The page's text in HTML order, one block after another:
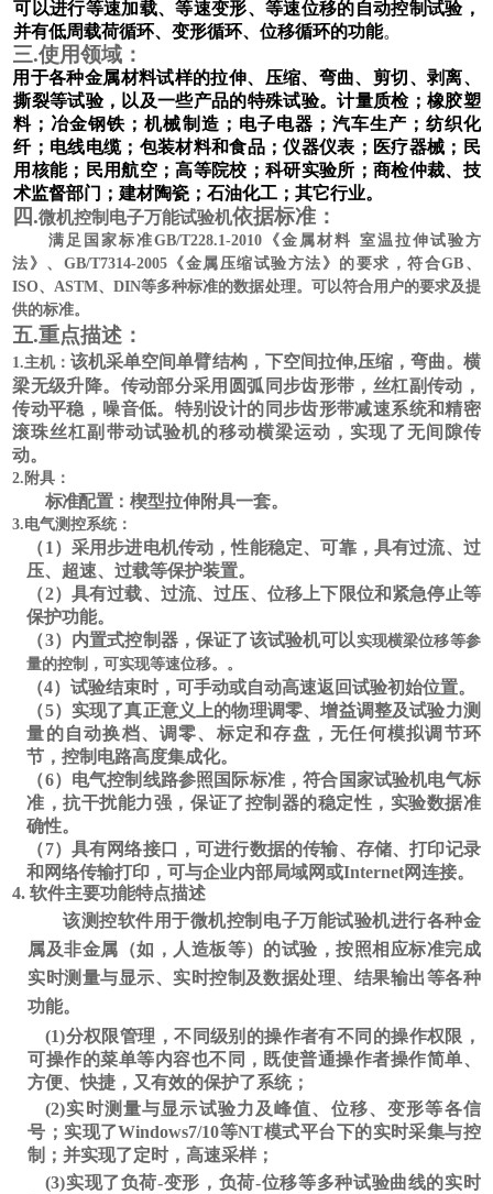
可以进行等速加载、等速变形、等速位移的自动控制试验，
并有低周载荷循环、变形循环、位移循环的功能。
三.使用领域：
用于各种金属材料试样的拉伸、压缩、弯曲、剪切、剥离、
撕裂等试验，以及一些产品的特殊试验。计量质检；橡胶塑
料；冶金钢铁；机械制造；电子电器；汽车生产；纺织化
纤；电线电缆；包装材料和食品；仪器仪表；医疗器械；民
用核能；民用航空；高等院校；科研实验所；商检仲裁、技
术监督部门；建材陶瓷；石油化工；其它行业。
四.微机控制电子万能试验机依据标准：
满足国家标准GB/T228.1-2010 《金属材料 室温拉伸试验方
法》、 GB/T7314-2005《金属压缩试验方法》的要求，符合GB 、
ISO、ASTM、DIN等多种标准的数据处理。可以符合用户的要求及提
供的标准。
五.重点描述：
1.主机：该机采单空间单臂结构， 下空间拉伸,压缩，弯曲。横
梁无级升降。传动部分采用圆弧同步齿形带，丝杠副传动，
传动平稳，噪音低。特别设计的同步齿形带减速系统和精密
滚珠丝杠副带动试验机的移动横梁运动，实现了无间隙传
动。
2. 附具：
标准配置：楔型拉伸附具一套。
3.电气测控系统：
（1）采用步进电机传动 ，性能稳定、可靠，具有过流、过
压、超速、过载等保护装置。
（2）具有过载、过流、过压、位移上下限位和紧急停止等
保护功能。
（3）内置式控制器，保证了该试验机可以实现横梁位移等参
量的控制，可实现等速位移。。
（4）试验结束时，可手动或自动高速返回试验初始位置。
（5）实现了真正意义上的物理调零、增益调整及试验力测
量的自动换档、调零、标定和存盘，无任何模拟调节环
节，控制电路高度集成化。
（6）电气控制线路参照国际标准，符合国家试验机电气标
准，抗干扰能力强，保证了控制器的稳定性，实验数据准
确性。
（7）具有网络接口，可进行数据的传输、存储、打印记录
和网络传输打印，可与企业内部局域网或Internet网连接。
4. 软件主要功能特点描述
该测控软件用于微机控制电子万能试验机进行各种金
属及非金属（如，人造板等）的试验，按照相应标准完成
实时测量与显示、实时控制及数据处理、结果输出等各种
功能。
(1)分权限管理，不同级别的操作者有不同的操作权限，
可操作的菜单等内容也不同，既使普通操作者操作简单、
方便、快捷，又有效的保护了系统；
(2)实时测量与显示试验力及峰值、位移、变形等各信
号；实现了Windows7/10等NT模式平台下的实时采集与控
制；并实现了定时，高速采样；
(3)实现了负荷-变形，负荷-位移等多种试验曲线的实时